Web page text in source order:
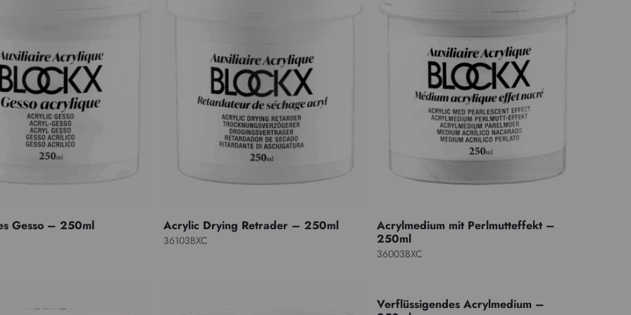
Gesso – 250ml Acrylic Drying Retrader – 250ml
36103BXC
Acrylmedium mit Perlmutteffekt –
250ml
36003BXC
Verflüssigendes Acrylmedium –